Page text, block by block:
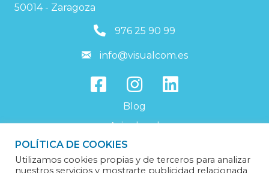
50014 - Zaragoza
976259099
976 25 90 99
info@visualcom.es
info@visualcom.es
Blog
Aviso legal
Política de privacidad
Política de cookies
POLÍTICA DE COOKIES
Utilizamos cookies propias y de terceros para analizar
nuestros servicios y mostrarte publicidad relacionada